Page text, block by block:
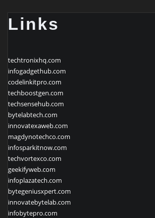
Links
techtronixhq.com
infogadgethub.com
codelinkitpro.com
techboostgen.com
techsensehub.com
bytelabtech.com
innovatexaweb.com
magdynotechco.com
infosparkitnow.com
techvortexco.com
geekifyweb.com
infoplazatech.com
bytegeniusxpert.com
innovatebytelab.com
infobytepro.com